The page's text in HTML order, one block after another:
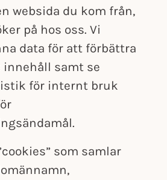
websida du kom från,
på hos oss. Vi
data för att förbättra
innehåll samt se
för internt bruk
som samlar